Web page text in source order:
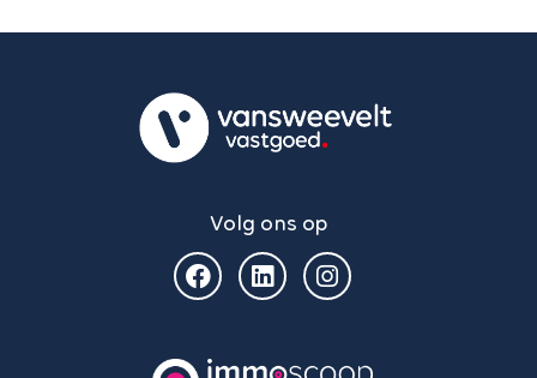
Volg ons op